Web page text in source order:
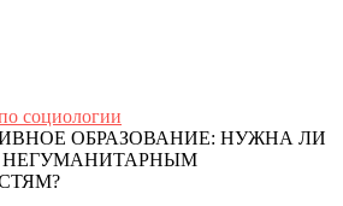
социологии
ОБРАЗОВАНИЕ: НУЖНА ЛИ